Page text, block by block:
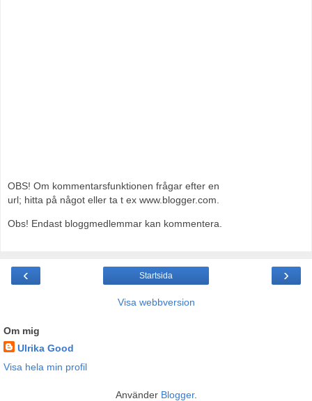
OBS! Om kommentarsfunktionen frågar efter en
url; hitta på något eller ta t ex www.blogger.com.
Obs! Endast bloggmedlemmar kan kommentera.
‹ ›
Startsida
Visa webbversion
Om mig
Ulrika Good
Visa hela min profil
Använder Blogger.